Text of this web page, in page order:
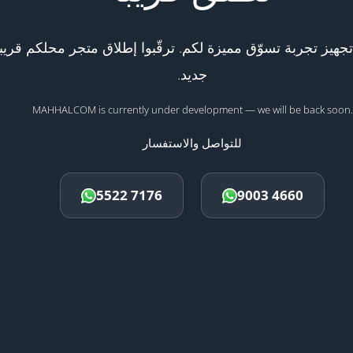
تجربة تسوّق مميزة لكم. ترقّبوا إطلاق متجر محلكم
جديد.
MAHHALCOM is currently under development — we will be back soon.
للتواصل والاستفسار
5522 7176 9003 4660